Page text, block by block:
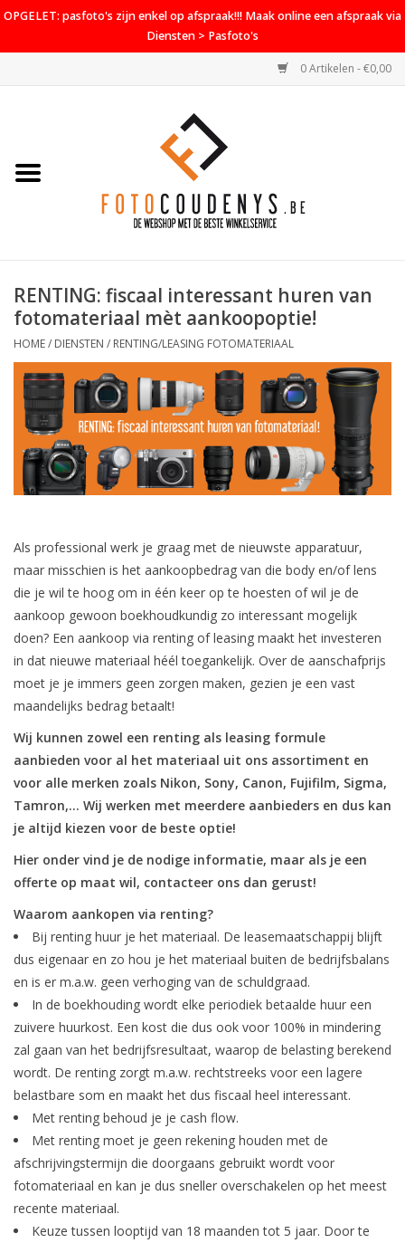
OPGELET: pasfoto's zijn enkel op afspraak!!! Maak online een afspraak via
Diensten > Pasfoto's
0 Artikelen - €0,00
Home
PROMO
Diensten
Contact
RENTING: fiscaal interessant huren van
fotomateriaal mèt aankoopoptie!
HOME/ DIENSTEN / RENTING/LEASING FOTOMATERIAAL
Als professional werk je graag met de nieuwste apparatuur,
maar misschien is het aankoopbedrag van die body en/of lens
die je wil te hoog om in één keer op te hoesten of wil je de
aankoop gewoon boekhoudkundig zo interessant mogelijk
doen? Een aankoop via renting of leasing maakt het investeren
in dat nieuwe materiaal héél toegankelijk. Over de aanschafprijs
moet je je immers geen zorgen maken, gezien je een vast
maandelijks bedrag betaalt!
Wij kunnen zowel een renting als leasing formule
aanbieden voor al het materiaal uit ons assortiment en
voor alle merken zoals Nikon, Sony, Canon, Fujifilm, Sigma,
Tamron,… Wij werken met meerdere aanbieders en dus kan
je altijd kiezen voor de beste optie!
Hier onder vind je de nodige informatie, maar als je een
offerte op maat wil, contacteer ons dan gerust!
Waarom aankopen via renting?
Bij renting huur je het materiaal. De leasemaatschappij blijft
dus eigenaar en zo hou je het materiaal buiten de bedrijfsbalans
en is er m.a.w. geen verhoging van de schuldgraad.
In de boekhouding wordt elke periodiek betaalde huur een
zuivere huurkost. Een kost die dus ook voor 100% in mindering
zal gaan van het bedrijfsresultaat, waarop de belasting berekend
wordt. De renting zorgt m.a.w. rechtstreeks voor een lagere
belastbare som en maakt het dus fiscaal heel interessant.
Met renting behoud je je cash flow.
Met renting moet je geen rekening houden met de
afschrijvingstermijn die doorgaans gebruikt wordt voor
fotomateriaal en kan je dus sneller overschakelen op het meest
recente materiaal.
Keuze tussen looptijd van 18 maanden tot 5 jaar. Door te